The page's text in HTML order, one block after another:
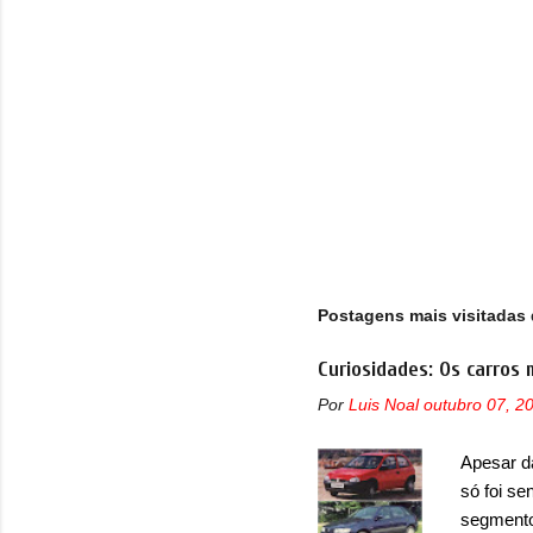
Postagens mais visitadas
Curiosidades: Os carros
Por Luis Noal outubro 07,
Apesar
só foi